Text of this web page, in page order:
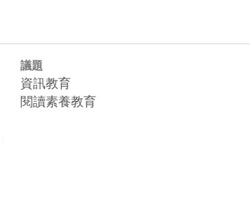
議題
資訊教育
閱讀素養教育